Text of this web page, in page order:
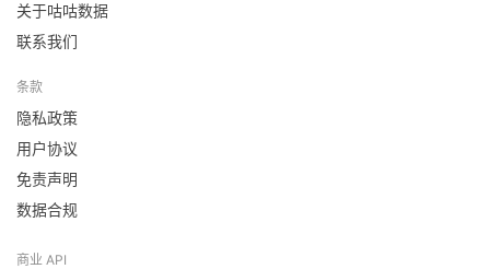
关于咕咕数据
联系我们
条款
隐私政策
用户协议
免责声明
数据合规
商业 API